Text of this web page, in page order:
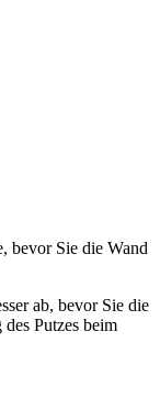
bevor Sie die Wand
ab, bevor Sie die
Putzes beim